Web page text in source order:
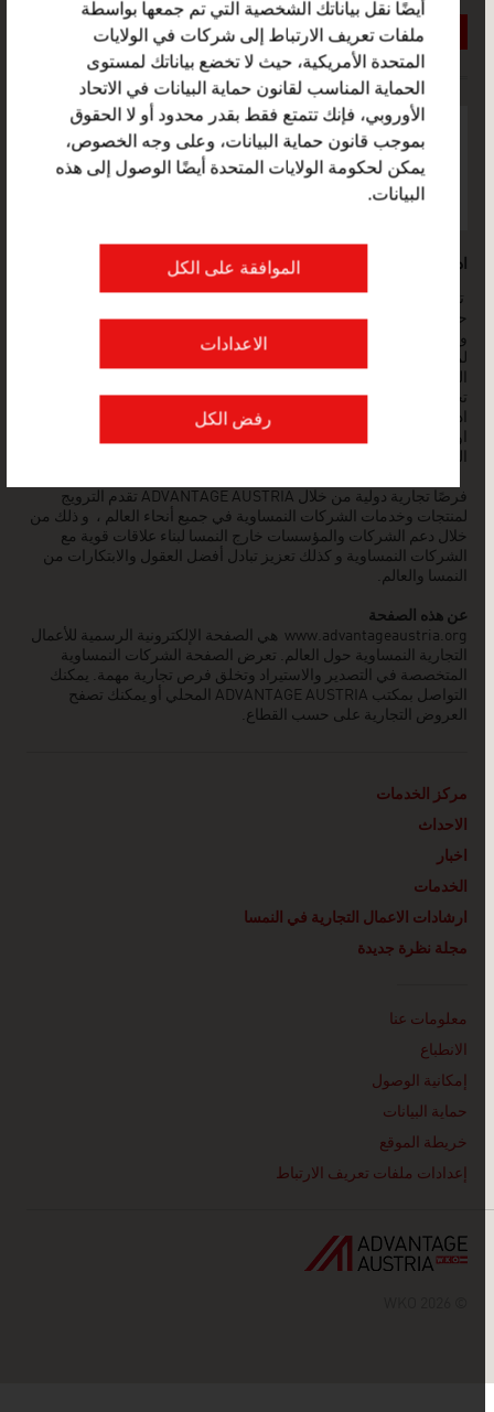
FRESH VIEW
احصل على رؤى حصرية في مختلف الصناعات
والشركات النمساوية المثيرة للاهتمام في هذه
القطاعات الصناعية.
ادفانتج اوستريا - شبكتنا العالمية من اجلكم
حول العالم، مجموعة من الخدمات واسعة النطاق للشركات النمساوية
لمساعدتك في تحديد مواقع الشركات النمساوية الموردة والشركاء
تجارية جديدة. هناك أيضا العديد من الخدمات الاخرى التي تقدمها مكاتب
ادفانتج اوستريا كالتعريف بالشركات النمساوية الباحثة عن مستوردين
اوموزعين أو وكلاء الى توفير معلومات مفصلة عن الوضع الاقتصادي
فرصًا تجارية دولية من خلال ADVANTAGE AUSTRIA تقدم الترويج
لمنتجات وخدمات الشركات النمساوية في جميع أنحاء العالم ، و ذلك من
خلال دعم الشركات والمؤسسات خارج النمسا لبناء علاقات قوية مع
الشركات النمساوية و كذلك تعزيز تبادل أفضل العقول والابتكارات من
النمسا والعالم.
عن هذه الصفحة
www.advantageaustria.orgهي الصفحة الإلكترونية الرسمية للأعمال
التجارية النمساوية حول العالم. تعرض الصفحة الشركات النمساوية
المتخصصة في التصدير والاستيراد وتخلق فرص تجارية مهمة. يمكنك
التواصل بمكتب ADVANTAGE AUSTRIA
المحلي أو يمكنك تصفح
العروض التجارية على حسب القطاع.
مركز الخدمات
الاحداث
اخبار
الخدمات
ارشادات الاعمال التجارية في النمسا
مجلة نظرة جديدة
معلومات عنا
الانطباع
إمكانية الوصول
حماية البيانات
خريطة الموقع
إعدادات ملفات تعريف الارتباط
أيضًا نقل بياناتك الشخصية التي تم جمعها بواسطة
ملفات تعريف الارتباط إلى شركات في الولايات
المتحدة الأمريكية، حيث لا تخضع بياناتك لمستوى
الحماية المناسب لقانون حماية البيانات في الاتحاد
الأوروبي، فإنك تتمتع فقط بقدر محدود أو لا الحقوق
بموجب قانون حماية البيانات، وعلى وجه الخصوص،
يمكن لحكومة الولايات المتحدة أيضًا الوصول إلى هذه
البيانات.
الموافقة على الكل
الاعدادات
رفض الكل